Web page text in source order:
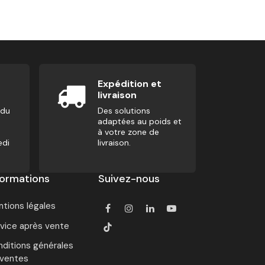
Expédition et
livraison
Des solutions
adaptées au poids et
à votre zone de
livraison.
légales
après vente
générales
Suivez-nous